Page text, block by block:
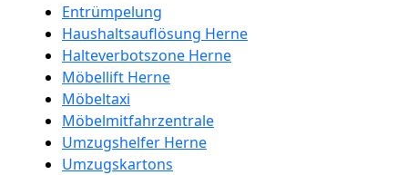
Entrümpelung
Haushaltsauflösung Herne
Halteverbotszone Herne
Möbellift Herne
Möbeltaxi
Möbelmitfahrzentrale
Umzugshelfer Herne
Umzugskartons